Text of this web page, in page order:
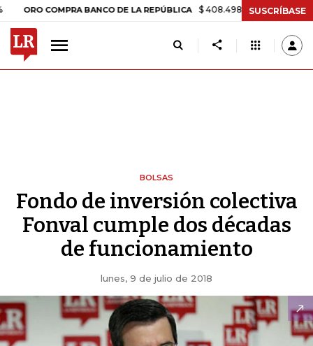
COMPRA BANCO DE LA REPÚBLICA $ 408.498,97 +$ 8.753,81 +2,19%
SUSCRÍBASE
BOLSAS
Fondo de inversión colectiva
Fonval cumple dos décadas
de funcionamiento
lunes, 9 de julio de 2018